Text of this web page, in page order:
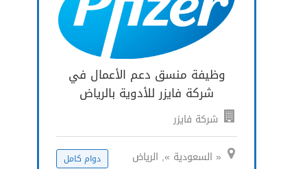
وظيفة منسق دعم الأعمال في
شركة فايزر للأدوية بالرياض
شركة فايزر
« السعودية », الرياض دوام كامل